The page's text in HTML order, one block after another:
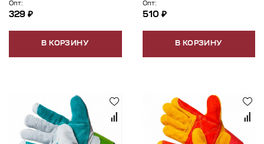
Опт:
329 ₽
В КОРЗИНУ
Опт:
510 ₽
В КОРЗИНУ